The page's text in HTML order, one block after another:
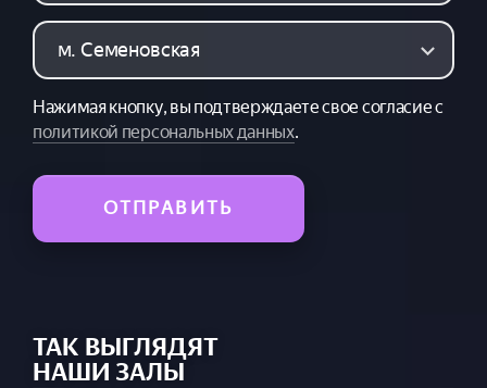
Нажимая кнопку, вы подтверждаете свое согласие с
политикой персональных данных.
ОТПРАВИТЬ
ТАК ВЫГЛЯДЯТ
НАШИ ЗАЛЫ